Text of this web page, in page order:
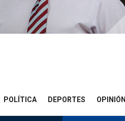
POLÍTICA DEPORTES OPINIÓN